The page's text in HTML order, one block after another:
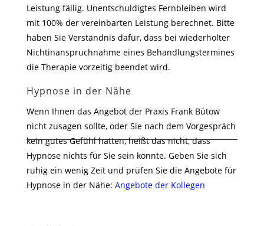
Leistung fällig. Unentschuldigtes Fernbleiben wird
mit 100% der vereinbarten Leistung berechnet. Bitte
haben Sie Verständnis dafür, dass bei wiederholter
Nichtinanspruchnahme eines Behandlungstermines
die Therapie vorzeitig beendet wird.
Hypnose in der Nähe
Wenn Ihnen das Angebot der Praxis Frank Bütow
nicht zusagen sollte, oder Sie nach dem Vorgespräch
kein gutes Gefühl hatten, heißt das nicht, dass
Hypnose nichts für Sie sein könnte. Geben Sie sich
ruhig ein wenig Zeit und prüfen Sie die Angebote für
Hypnose in der Nähe: Angebote der Kollegen